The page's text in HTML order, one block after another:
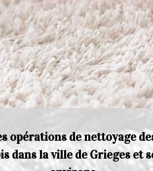
opérations de nettoyage
dans la ville de Grieges et